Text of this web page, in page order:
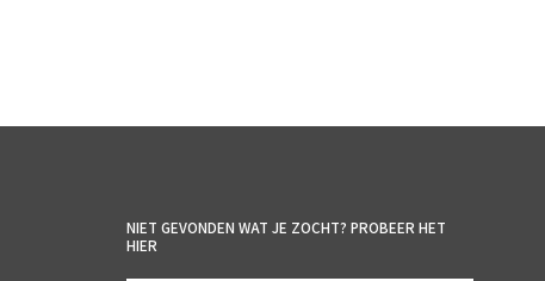
NIET GEVONDEN WAT JE ZOCHT? PROBEER HET
HIER